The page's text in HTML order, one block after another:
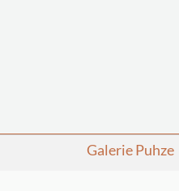
Zum Hauptinhalt springen
Sie sind hier:
Galerie Puhze